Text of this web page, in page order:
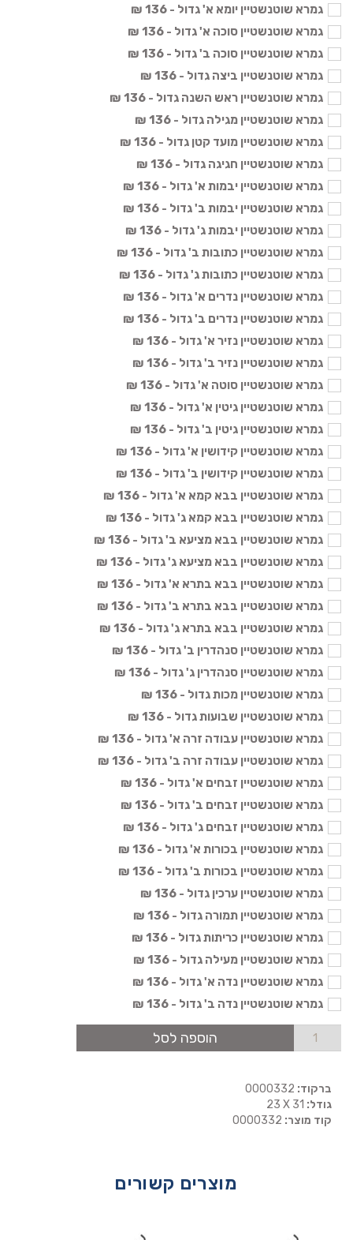
גמרא שוטנשטיין יומא א' גדול - 136 ₪
גמרא שוטנשטיין סוכה א' גדול - 136 ₪
גמרא שוטנשטיין סוכה ב' גדול - 136 ₪
גמרא שוטנשטיין ביצה גדול - 136 ₪
גמרא שוטנשטיין ראש השנה גדול - 136 ₪
גמרא שוטנשטיין מגילה גדול - 136 ₪
גמרא שוטנשטיין מועד קטן גדול - 136 ₪
גמרא שוטנשטיין חגיגה גדול - 136 ₪
גמרא שוטנשטיין יבמות א' גדול - 136 ₪
גמרא שוטנשטיין יבמות ב' גדול - 136 ₪
גמרא שוטנשטיין יבמות ג' גדול - 136 ₪
גמרא שוטנשטיין כתובות ב' גדול - 136 ₪
גמרא שוטנשטיין כתובות ג' גדול - 136 ₪
גמרא שוטנשטיין נדרים א' גדול - 136 ₪
גמרא שוטנשטיין נדרים ב' גדול - 136 ₪
גמרא שוטנשטיין נזיר א' גדול - 136 ₪
גמרא שוטנשטיין נזיר ב' גדול - 136 ₪
גמרא שוטנשטיין סוטה א' גדול - 136 ₪
גמרא שוטנשטיין גיטין א' גדול - 136 ₪
גמרא שוטנשטיין גיטין ב' גדול - 136 ₪
גמרא שוטנשטיין קידושין א' גדול - 136 ₪
גמרא שוטנשטיין קידושין ב' גדול - 136 ₪
גמרא שוטנשטיין בבא קמא א' גדול - 136 ₪
גמרא שוטנשטיין בבא קמא ג' גדול - 136 ₪
גמרא שוטנשטיין בבא מציעא ב' גדול - 136 ₪
גמרא שוטנשטיין בבא מציעא ג' גדול - 136 ₪
גמרא שוטנשטיין בבא בתרא א' גדול - 136 ₪
גמרא שוטנשטיין בבא בתרא ב' גדול - 136 ₪
גמרא שוטנשטיין בבא בתרא ג' גדול - 136 ₪
גמרא שוטנשטיין סנהדרין ב' גדול - 136 ₪
גמרא שוטנשטיין סנהדרין ג' גדול - 136 ₪
גמרא שוטנשטיין מכות גדול - 136 ₪
גמרא שוטנשטיין שבועות גדול - 136 ₪
גמרא שוטנשטיין עבודה זרה א' גדול - 136 ₪
גמרא שוטנשטיין עבודה זרה ב' גדול - 136 ₪
גמרא שוטנשטיין זבחים א' גדול - 136 ₪
גמרא שוטנשטיין זבחים ב' גדול - 136 ₪
גמרא שוטנשטיין זבחים ג' גדול - 136 ₪
גמרא שוטנשטיין בכורות א' גדול - 136 ₪
גמרא שוטנשטיין בכורות ב' גדול - 136 ₪
גמרא שוטנשטיין ערכין גדול - 136 ₪
גמרא שוטנשטיין תמורה גדול - 136 ₪
גמרא שוטנשטיין כריתות גדול - 136 ₪
גמרא שוטנשטיין מעילה גדול - 136 ₪
גמרא שוטנשטיין נדה א' גדול - 136 ₪
גמרא שוטנשטיין נדה ב' גדול - 136 ₪
הוספה לסל
ברקוד:
גודל: 23 X 31
קוד מוצר:
מוצרים קשורים